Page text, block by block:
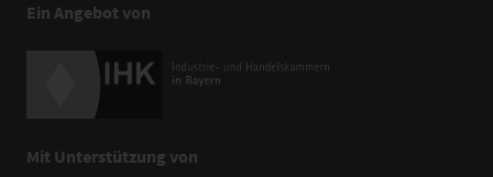
Ein Angebot von
Mit Unterstützung von